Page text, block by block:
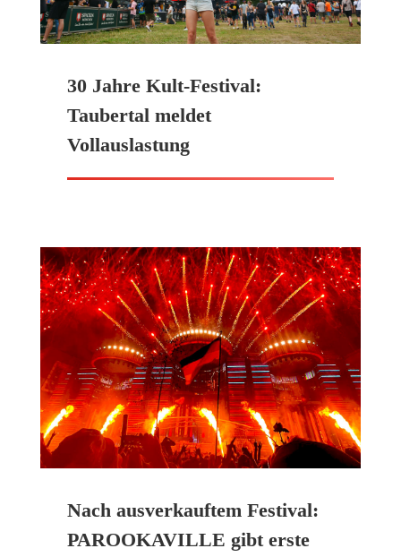
30 Jahre Kult-Festival:
Taubertal meldet
Vollauslastung
Nach ausverkauftem Festival:
PAROOKAVILLE gibt erste